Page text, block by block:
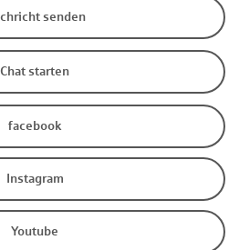
senden
Chat starten
facebook
Instagram
Youtube